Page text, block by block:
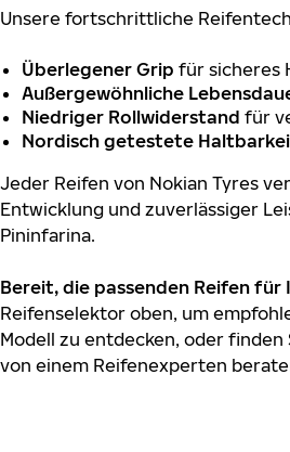
Unsere fortschrittliche
Überlegener Grip für sicheres
Außergewöhnliche
Niedriger Rollwiderstand für
Nordisch getestete
Jeder Reifen von Nokian Tyres
Entwicklung und zuverlässiger
Pininfarina.
Bereit, die passenden Reifen für
Reifenselektor oben, um
Modell zu entdecken, oder finden
von einem Reifenexperten